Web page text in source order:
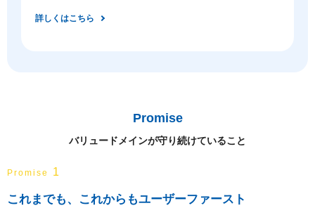
詳しくはこちら
Promise
バリュードメインが守り続けていること
Promise 1
これまでも、これからもユーザーファースト